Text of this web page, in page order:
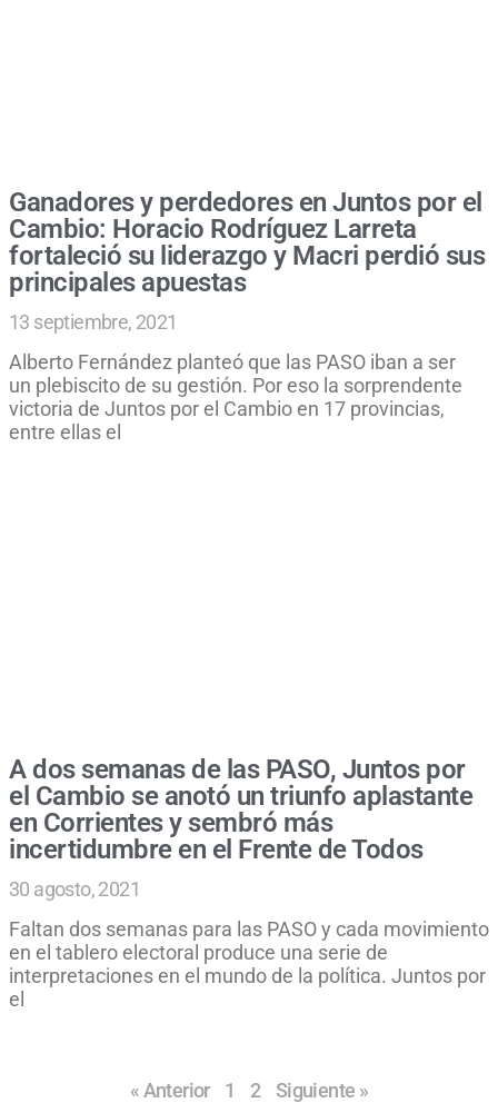
Ganadores y perdedores en Juntos por el
Cambio: Horacio Rodríguez Larreta
fortaleció su liderazgo y Macri perdió sus
principales apuestas
13 septiembre, 2021
Alberto Fernández planteó que las PASO iban a ser
un plebiscito de su gestión. Por eso la sorprendente
victoria de Juntos por el Cambio en 17 provincias,
entre ellas el
A dos semanas de las PASO, Juntos por
el Cambio se anotó un triunfo aplastante
en Corrientes y sembró más
incertidumbre en el Frente de Todos
30 agosto, 2021
Faltan dos semanas para las PASO y cada movimiento
en el tablero electoral produce una serie de
interpretaciones en el mundo de la política. Juntos por
el
« Anterior 1 2 Siguiente »